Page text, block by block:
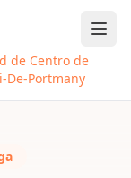
de Centro de
De-Portmany